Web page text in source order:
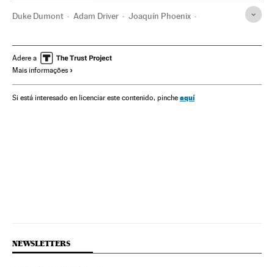
Duke Dumont Adam Driver Joaquín Phoenix
Cinema dos Estados Unidos
Indústria Cinematográfica
Adere a
Mais informações
Si está interesado en licenciar este contenido, pinche aquí
NEWSLETTERS